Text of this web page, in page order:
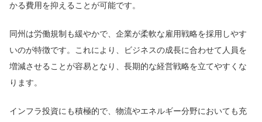
かる費用を抑えることが可能です。
同州は労働規制も緩やかで、企業が柔軟な雇用戦略を採用しやす
いのが特徴です。これにより、ビジネスの成長に合わせて人員を
増減させることが容易となり、長期的な経営戦略を立てやすくな
ります。
インフラ投資にも積極的で、物流やエネルギー分野においても充